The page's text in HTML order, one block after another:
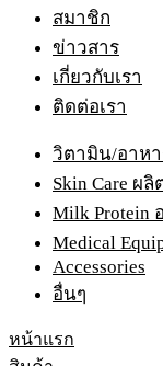
สมาชิก
ข่าวสาร
เกี่ยวกับเรา
ติดต่อเรา
วิตามิน/อาหา
Skin Care ผ
Milk Protein
Medical
Accessories
อื่นๆ
หน้าแรก